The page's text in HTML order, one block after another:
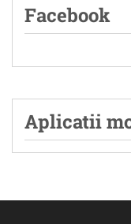
Facebook
Aplicatii